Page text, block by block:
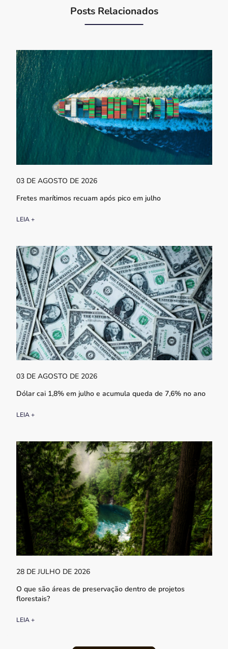
Posts Relacionados
03 DE AGOSTO DE 2026
Fretes marítimos recuam após pico em julho
LEIA +
03 DE AGOSTO DE 2026
Dólar cai 1,8% em julho e acumula queda de 7,6% no ano
LEIA +
28 DE JULHO DE 2026
O que são áreas de preservação dentro de projetos
florestais?
LEIA +